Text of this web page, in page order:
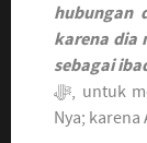
hubungan
karena dia
sebagai
ﷻ, untuk mendapatkan pahala dan menjauhi siksa-